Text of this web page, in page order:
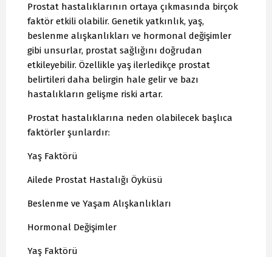
Prostat hastalıklarının ortaya çıkmasında birçok
faktör etkili olabilir. Genetik yatkınlık, yaş,
beslenme alışkanlıkları ve hormonal değişimler
gibi unsurlar, prostat sağlığını doğrudan
etkileyebilir. Özellikle yaş ilerledikçe prostat
belirtileri daha belirgin hale gelir ve bazı
hastalıkların gelişme riski artar.
Prostat hastalıklarına neden olabilecek başlıca
faktörler şunlardır:
Yaş Faktörü
Ailede Prostat Hastalığı Öyküsü
Beslenme ve Yaşam Alışkanlıkları
Hormonal Değişimler
Yaş Faktörü